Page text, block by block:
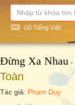
Gõ Tiếng Việt
Đừng Xa Nhau -
Toàn
Tác giả: Phạm Duy